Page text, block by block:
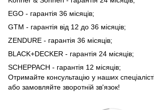
EGO - гарантія 36 місяців;
GTM - гарантія від 12 до 36 місяців;
ZENDURE - гарантія 36 місяців;
BLACK+DECKER - гарантія 24 місяців;
SCHEPPACH - гарантія 12 місяців;
Отримайте консультацію у наших
або замовляйте зворотній зв'язок!